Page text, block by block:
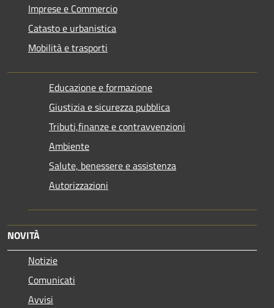
Imprese e Commercio
Catasto e urbanistica
Mobilità e trasporti
Educazione e formazione
Giustizia e sicurezza pubblica
Tributi,finanze e contravvenzioni
Ambiente
Salute, benessere e assistenza
Autorizzazioni
NOVITÀ
Notizie
Comunicati
Avvisi